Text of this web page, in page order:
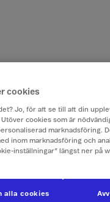
cookies
Jo, för att se till att din
cookies som är
marknadsföring.
inom marknadsföring och
inställningar” längst ner på
alla cookies